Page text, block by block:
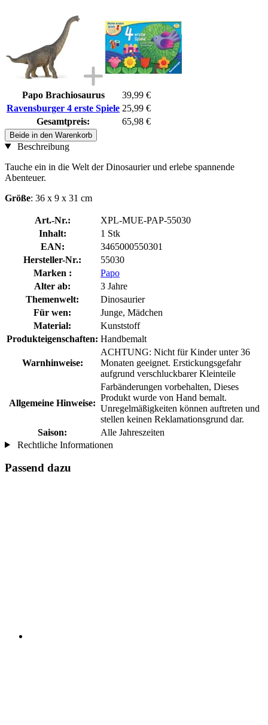
Papo Brachiosaurus
39,99 €
Ravensburger 4 erste Spiele 25,99 €
Gesamtpreis:
65,98 €
Beide in den Warenkorb
Beschreibung
Tauche ein in die Welt der Dinosaurier und erlebe spannende
Abenteuer.
Größe: 36 x 9 x 31 cm
Art.-Nr.:
XPL-MUE-PAP-55030
Inhalt:
1 Stk
EAN:
3465000550301
Hersteller-Nr.:
55030
Marken :
Papo
Alter ab:
3 Jahre
Themenwelt:
Dinosaurier
Für wen:
Junge, Mädchen
Material:
Kunststoff
Produkteigenschaften: Handbemalt
Warnhinweise:
ACHTUNG: Nicht für Kinder unter 36
Monaten geeignet. Erstickungsgefahr
aufgrund verschluckbarer Kleinteile
Allgemeine Hinweise:
Farbänderungen vorbehalten, Dieses
Produkt wurde von Hand bemalt.
Unregelmäßigkeiten können auftreten und
stellen keinen Reklamationsgrund dar.
Saison:
Alle Jahreszeiten
Rechtliche Informationen
Passend dazu